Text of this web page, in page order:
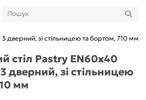
дверний, зі стільницею та бортом, 710 мм
стіл Pastry EN60x40
дверний, зі стільницею
мм